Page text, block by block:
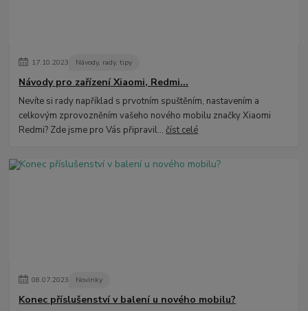
17.10.2023 Návody, rady, tipy
Návody pro zařízení Xiaomi, Redmi...
Nevíte si rady například s prvotním spuštěním, nastavením a
celkovým zprovozněním vašeho nového mobilu značky Xiaomi
Redmi? Zde jsme pro Vás připravil...číst celé
08.07.2023 Novinky
Konec příslušenství v balení u nového mobilu?